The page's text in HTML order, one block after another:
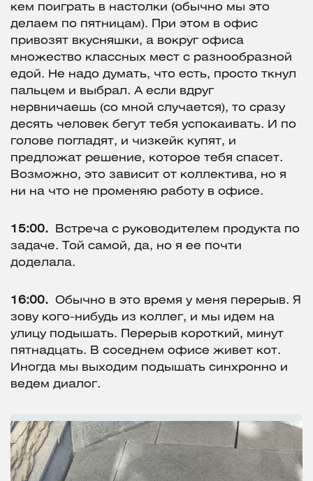
кем поиграть в настолки (обычно мы это
делаем по пятницам). При этом в офис
привозят вкусняшки, а вокруг офиса
множество классных мест с разнообразной
едой. Не надо думать, что есть, просто ткнул
пальцем и выбрал. А если вдруг
нервничаешь (со мной случается), то сразу
десять человек бегут тебя успокаивать. И по
голове погладят, и чизкейк купят, и
предложат решение, которое тебя спасет.
Возможно, это зависит от коллектива, но я
ни на что не променяю работу в офисе.
15:00.
Встреча с руководителем продукта по
задаче. Той самой, да, но я ее почти
доделала.
16:00.
Обычно в это время у меня перерыв. Я
зову кого-нибудь из коллег, и мы идем на
улицу подышать. Перерыв короткий, минут
пятнадцать. В соседнем офисе живет кот.
Иногда мы выходим подышать синхронно и
ведем диалог.